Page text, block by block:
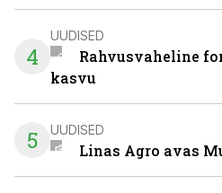
4
UUDISED
Rahvusvaheline
kasvu
5 UUDISED
Linas Agro avas